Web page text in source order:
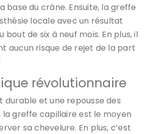
base du crâne. Ensuite, la greffe
locale avec un résultat
bout de six à neuf mois. En plus, il
aucun risque de rejet de la part
révolutionnaire
durable et une repousse des
la greffe capillaire est le moyen
sa chevelure. En plus, c’est